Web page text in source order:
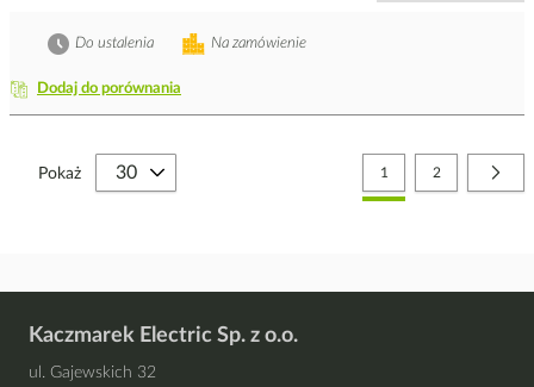
Dodaj do porównania
Na zamówienie
Do ustalenia
Strona
Aktualnie czytasz stronę
1 Strona
2
Pokaż
Kaczmarek Electric Sp. z o.o.
ul. Gajewskich 32